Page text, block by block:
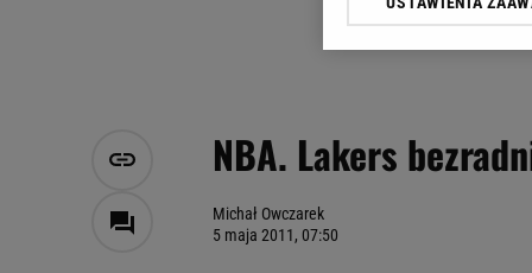
NBA. Lakers
Michał Owczarek
5 maja 2011, 07:50
Klikając „Akceptuję”
Zaufanych Partnerów i
My, nasi Zaufani
Użycie dokładnych